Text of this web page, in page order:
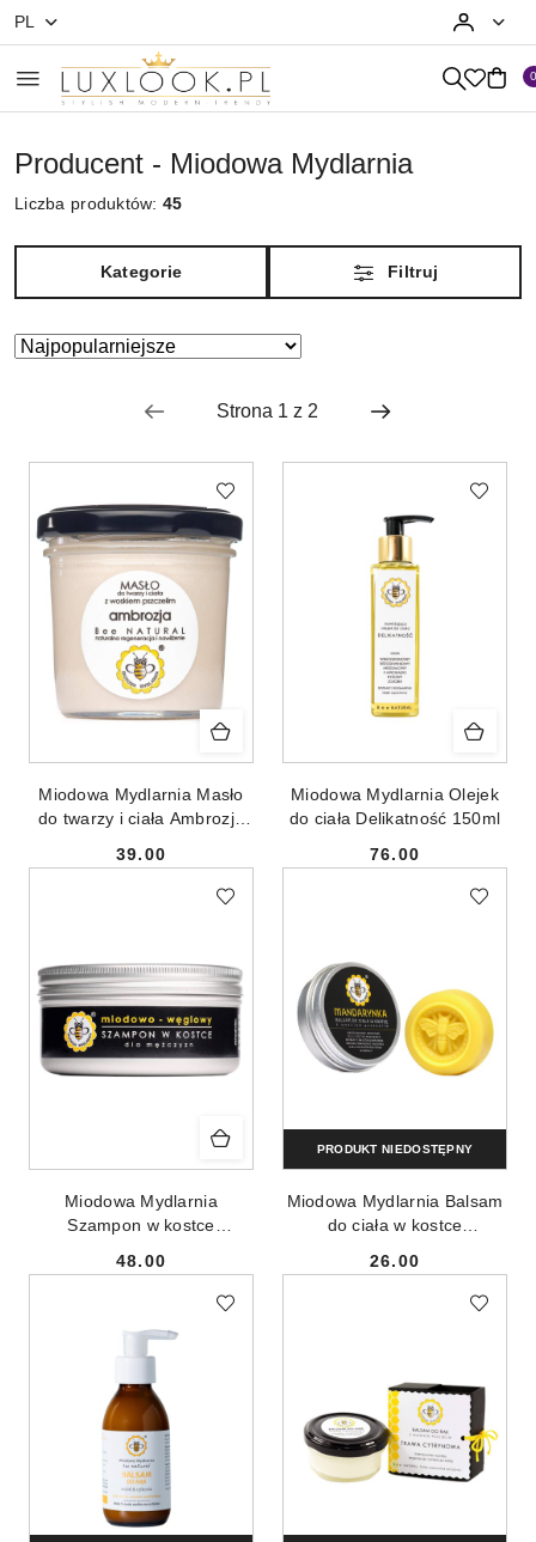
Przejdź do treści głównej
Przejdź do wyszukiwarki
Przejdź do moje konto
Przejdź do menu głównego
Przejdź do stopki
0
PL
Producent - Miodowa Mydlarnia
Liczba produktów:45
Kategorie Filtruj
Zastosowano
Najpopularniejsze.
Sortuj
Miodowa Mydlarnia Masło
do twarzy i ciała Ambrozja
Cena:
39.00
Miodowa Mydlarnia Olejek
do ciała Delikatność 150ml
Cena:
76.00
Miodowa Mydlarnia
Szampon w kostce
Cena:
48.00
Miodowa Mydlarnia Balsam
do ciała w kostce
Cena:
26.00
PRODUKT NIEDOSTĘPNY